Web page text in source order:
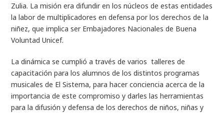
Zulia. La misión era difundir en los núcleos de estas entidades
la labor de multiplicadores en defensa por los derechos de la
niñez, que implica ser Embajadores Nacionales de Buena
Voluntad Unicef.
La dinámica se cumplió a través de varios talleres de
capacitación para los alumnos de los distintos programas
musicales de El Sistema, para hacer conciencia acerca de la
importancia de este compromiso y darles las herramientas
para la difusión y defensa de los derechos de niños, niñas y